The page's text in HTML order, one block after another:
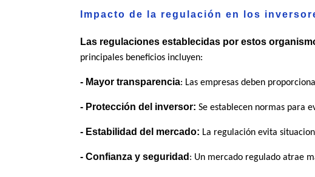
Impacto de la regulación en los
Las regulaciones establecidas por estos
principales beneficios incluyen:
- Mayor transparencia: Las empresas deben
- Protección del inversor: Se establecen normas para
- Estabilidad del mercado: La regulación evita
- Confianza y seguridad: Un mercado regulado atrae